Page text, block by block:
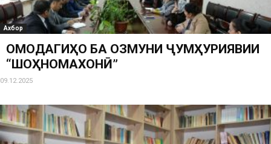
Ахбор
ОМОДАГИҲО БА ОЗМУНИ ҶУМҲУРИЯВИИ
“ШОҲНОМАХОНӢ”
09.12.2025